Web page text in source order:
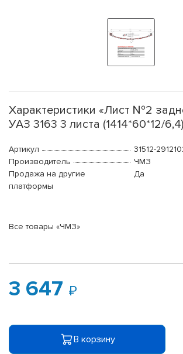
Характеристики «Лист №2
УАЗ 3163 3 листа (1414*60*12/
Артикул
31512-
Производитель
ЧМЗ
Продажа на другие
платформы
Да
Все товары «ЧМЗ»
3 647
В корзину